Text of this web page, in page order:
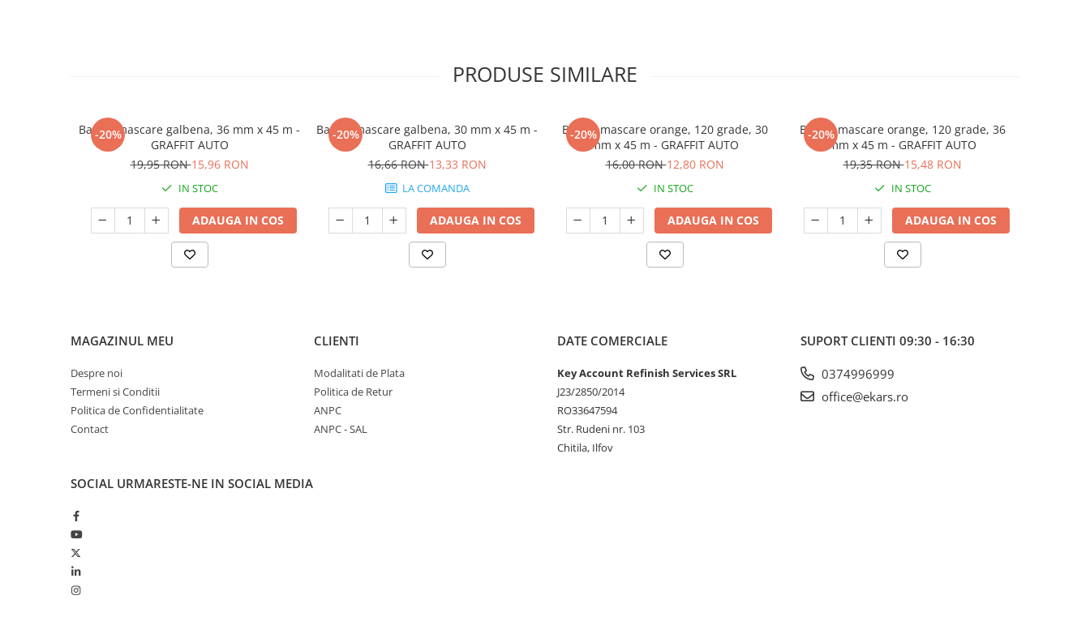
PRODUSE SIMILARE
-20%
Banda mascare galbena, 36 mm x 45 m -
GRAFFIT AUTO
19,95 RON15,96 RON
IN STOC
ADAUGA IN COS
-20%
Banda mascare galbena, 30 mm x 45 m -
GRAFFIT AUTO
16,66 RON13,33 RON
LA COMANDA
ADAUGA IN COS
-20%
Banda mascare orange, 120 grade, 30
mm x 45 m - GRAFFIT AUTO
16,00 RON12,80 RON
IN STOC
ADAUGA IN COS
-20%
Banda mascare orange, 120 grade, 36
mm x 45 m - GRAFFIT AUTO
19,35 RON15,48 RON
IN STOC
ADAUGA IN COS
MAGAZINUL MEU
Despre noi
Termeni si Conditii
Politica de Confidentialitate
Contact
CLIENTI
Modalitati de Plata
Politica de Retur
ANPC
ANPC - SAL
DATE COMERCIALE
Key Account Refinish Services SRL
J23/2850/2014
RO33647594
Str. Rudeni nr. 103
Chitila, Ilfov
SUPORT CLIENTI 09:30 - 16:30
0374996999
office@ekars.ro
SOCIAL URMARESTE-NE IN SOCIAL MEDIA